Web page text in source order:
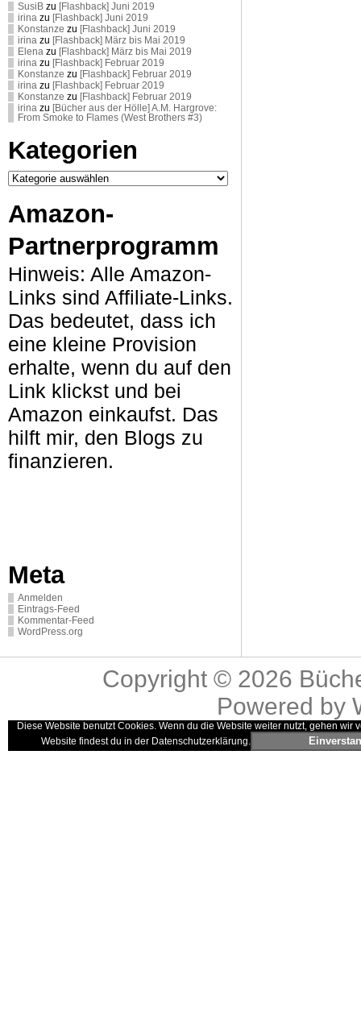
SusiB zu [Flashback] Juni 2019
irina zu [Flashback] Juni 2019
Konstanze zu [Flashback] Juni 2019
irina zu [Flashback] März bis Mai 2019
Elena zu [Flashback] März bis Mai 2019
irina zu [Flashback] Februar 2019
Konstanze zu [Flashback] Februar 2019
irina zu [Flashback] Februar 2019
Konstanze zu [Flashback] Februar 2019
irina zu [Bücher aus der Hölle] A.M. Hargrove:
From Smoke to Flames (West Brothers #3)
Kategorien
Kategorien
Amazon-
Partnerprogramm
Hinweis: Alle Amazon-
Links sind Affiliate-Links.
Das bedeutet, dass ich
eine kleine Provision
erhalte, wenn du auf den
Link klickst und bei
Amazon einkaufst. Das
hilft mir, den Blogs zu
finanzieren.
Meta
Anmelden
Eintrags-Feed
Kommentar-Feed
WordPress.org
Copyright © 2026
Powered by
Diese Website benutzt Cookies. Wenn du die Website weiter nutzt, gehen
Website findest du in der Datenschutzerklärung.